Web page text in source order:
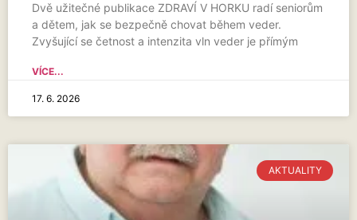
Dvě užitečné publikace ZDRAVÍ V HORKU radí seniorům
a dětem, jak se bezpečně chovat během veder.
Zvyšující se četnost a intenzita vln veder je přímým
VÍCE...
17. 6. 2026
AKTUALITY